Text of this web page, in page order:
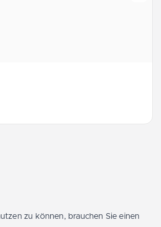
zu können, brauchen Sie einen